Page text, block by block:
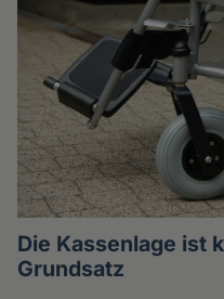
Die Kassenlage ist
Grundsatz